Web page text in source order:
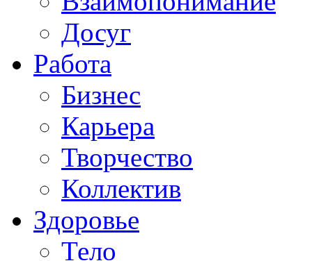
Досуг
Работа
Бизнес
Карьера
Творчество
Коллектив
Здоровье
Тело